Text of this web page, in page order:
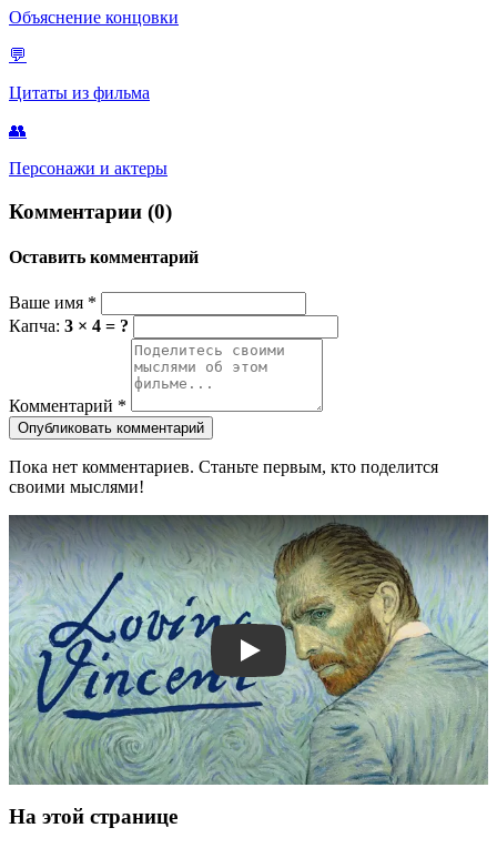
Объяснение концовки
💬
Цитаты из фильма
👥
Персонажи и актеры
Комментарии (0)
Оставить комментарий
Ваше имя *
Капча: 3 × 4 = ?
Комментарий *
Опубликовать комментарий
Пока нет комментариев. Станьте первым, кто поделится
своими мыслями!
Смотреть трейлер
На этой странице